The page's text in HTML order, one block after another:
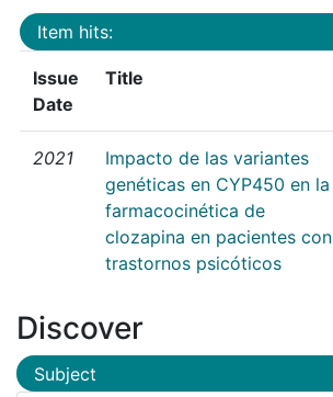
Item hits:
Issue
Date
Title
2021
Impacto de las variantes
genéticas en CYP450 en la
farmacocinética de
clozapina en pacientes con
trastornos psicóticos
Discover
Subject